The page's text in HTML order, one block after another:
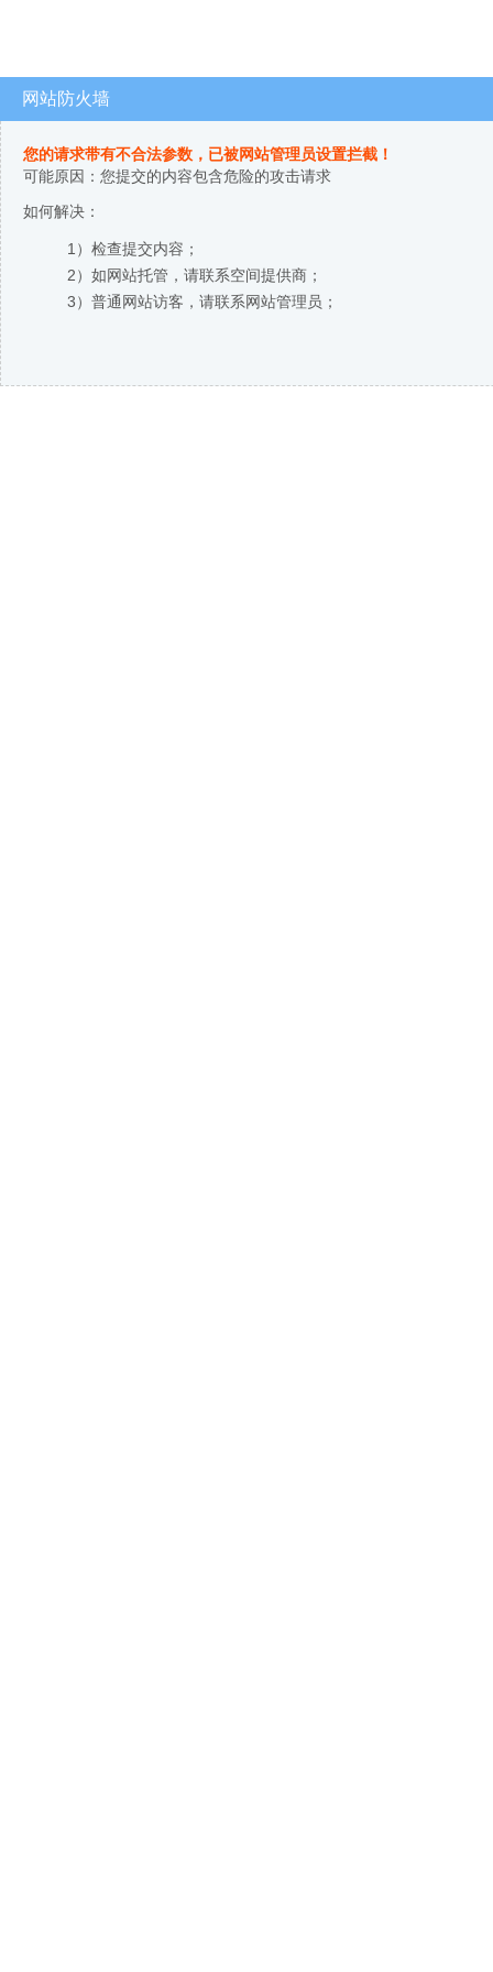
网站防火墙
您的请求带有不合法参数，已被网站管理员设置拦截！
可能原因：您提交的内容包含危险的攻击请求
如何解决：
1）检查提交内容；
2）如网站托管，请联系空间提供商；
3）普通网站访客，请联系网站管理员；